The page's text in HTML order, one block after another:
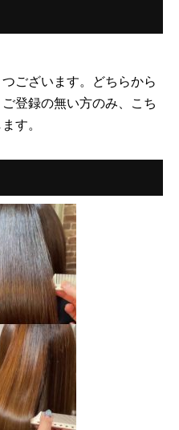
ございます。どちらから
登録の無い方のみ、こち
す。